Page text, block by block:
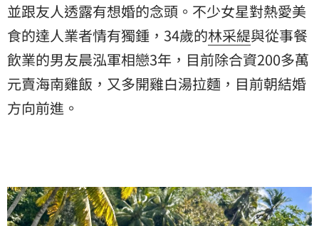
並跟友人透露有想婚的念頭。不少女星對熱愛美
食的達人業者情有獨鍾，34歲的林采緹與從事餐
飲業的男友晨泓軍相戀3年，目前除合資200多萬
元賣海南雞飯，又多開雞白湯拉麵，目前朝結婚
方向前進。